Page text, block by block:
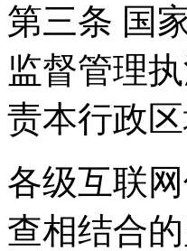
第三条 国
监督管理
责本行政
各级互联
查相结合